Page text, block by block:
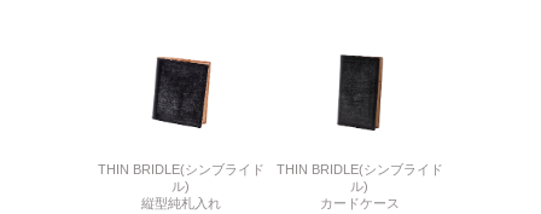
THIN BRIDLE(シンブライド
ル)
縦型純札入れ
THIN BRIDLE(シンブライド
ル)
カードケース